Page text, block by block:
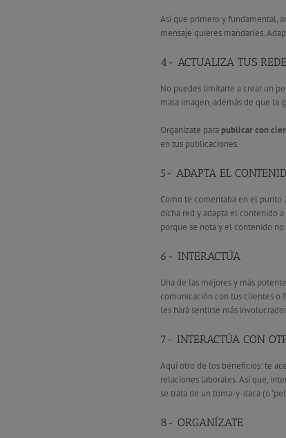
Así que primero y fundamental,
mensaje quieres mandarles.
4- ACTUALIZA TUS
No puedes limitarte a crear un
mala imagen, además de que la
Organízate para publicar con
en tus publicaciones.
5- ADAPTA EL
Como te comentaba en el punto
dicha red y adapta el contenido
porque se nota y el contenido no
6- INTERACTÚA
Una de las mejores y más
comunicación con tus clientes o
les hará sentirse más
7- INTERACTÚA CON
Aquí otro de los beneficios: te
relaciones laborales. Así que,
se trata de un toma-y-daca (o
8- ORGANÍZATE